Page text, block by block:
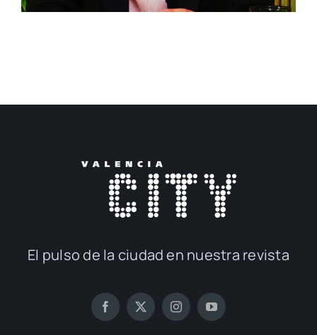
El pul­so de la ciu­dad en nues­tra revis­ta